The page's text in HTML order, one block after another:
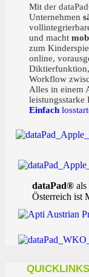
Ihr
Mit der
Unternehmen
und macht
zum
online,
Workflow
Alles in einem
leistungsstarke
Einfach
dataPad® als
Österreich ist